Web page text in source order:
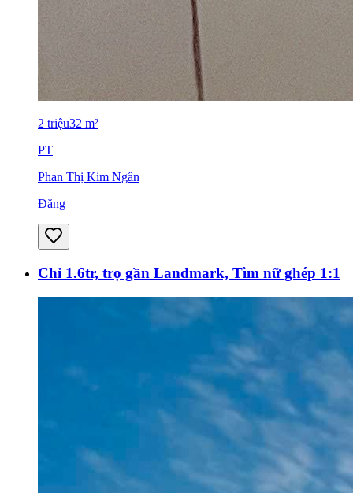
2 triệu32 m²
PT
Phan Thị Kim Ngân
Đăng
Chỉ 1.6tr, trọ gần Landmark, Tìm nữ ghép 1:1